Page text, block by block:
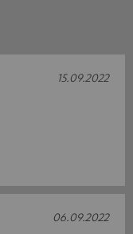
15.09.2022
06.09.2022